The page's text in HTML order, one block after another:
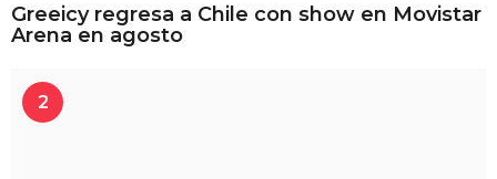
Greeicy regresa a Chile con show en Movistar
Arena en agosto
2